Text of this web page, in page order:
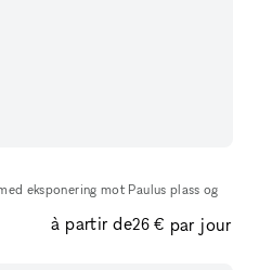
eksponering mot Paulus plass og
à partir de26 € par jour